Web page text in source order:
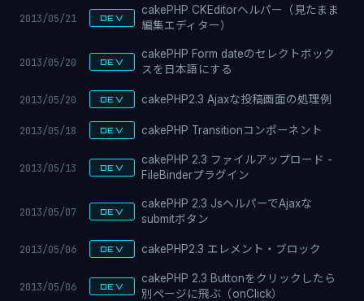
2013/05/21 DEV
cakePHP CKEditorヘルパー（見たまま
編集エディター）
2013/05/20 DEV
cakePHP Form dateのセレクトボック
スを日本語にする
2013/05/20 DEV cakePHP2.3 Ajaxな投稿画面の処理例
2013/05/18 DEV cakePHP Transitionコンポーネント
2013/05/13 DEV
cakePHP 2.3 ファイルアップロード -
FileBinderプラグイン
2013/05/07 DEV
cakePHP 2.3 JsヘルパーでAjaxな
submitボタン
2013/05/06 DEV cakePHP2.3 エレメント・ブロック
2013/05/06 DEV
cakePHP 2.3 Buttonをクリックしたら
別ページに飛ぶ（onClick）